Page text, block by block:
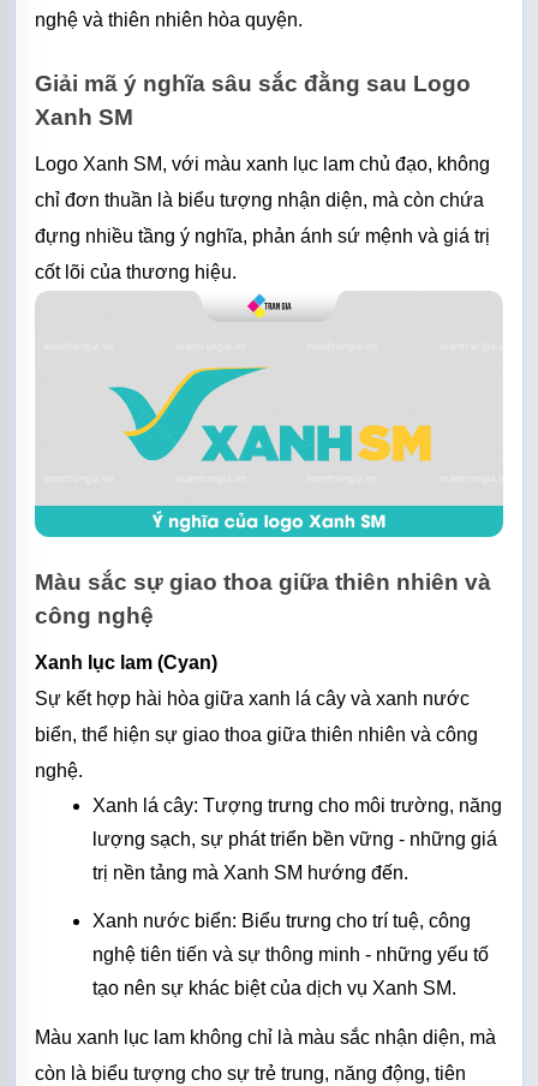
nghệ và thiên nhiên hòa quyện.
Giải mã ý nghĩa sâu sắc đằng sau Logo
Xanh SM
Logo Xanh SM, với màu xanh lục lam chủ đạo, không
chỉ đơn thuần là biểu tượng nhận diện, mà còn chứa
đựng nhiều tầng ý nghĩa, phản ánh sứ mệnh và giá trị
cốt lõi của thương hiệu.
Màu sắc sự giao thoa giữa thiên nhiên và
công nghệ
Xanh lục lam (Cyan)
Sự kết hợp hài hòa giữa xanh lá cây và xanh nước
biển, thể hiện sự giao thoa giữa thiên nhiên và công
nghệ.
Xanh lá cây: Tượng trưng cho môi trường, năng
lượng sạch, sự phát triển bền vững - những giá
trị nền tảng mà Xanh SM hướng đến.
Xanh nước biển: Biểu trưng cho trí tuệ, công
nghệ tiên tiến và sự thông minh - những yếu tố
tạo nên sự khác biệt của dịch vụ Xanh SM.
Màu xanh lục lam không chỉ là màu sắc nhận diện, mà
còn là biểu tượng cho sự trẻ trung, năng động, tiên